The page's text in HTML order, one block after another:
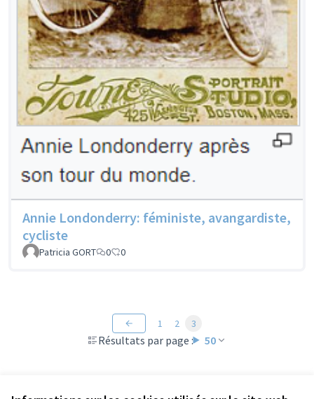
Annie Londonderry: féministe, avangardiste,
cycliste
Patricia GORT 0 0
Résultats par page : 50
1 2 3